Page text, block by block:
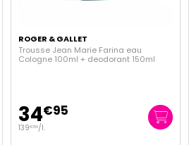
ROGER & GALLET
Trousse Jean Marie Farina eau
Cologne 100ml + deodorant 150ml
34€95
139€80/l.